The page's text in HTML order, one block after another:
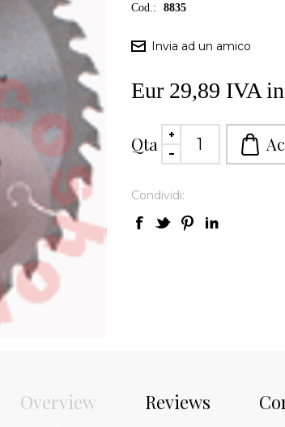
Cod.: 8835
Eur 29,89 IVA
Qta
Condividi:
Overview Reviews